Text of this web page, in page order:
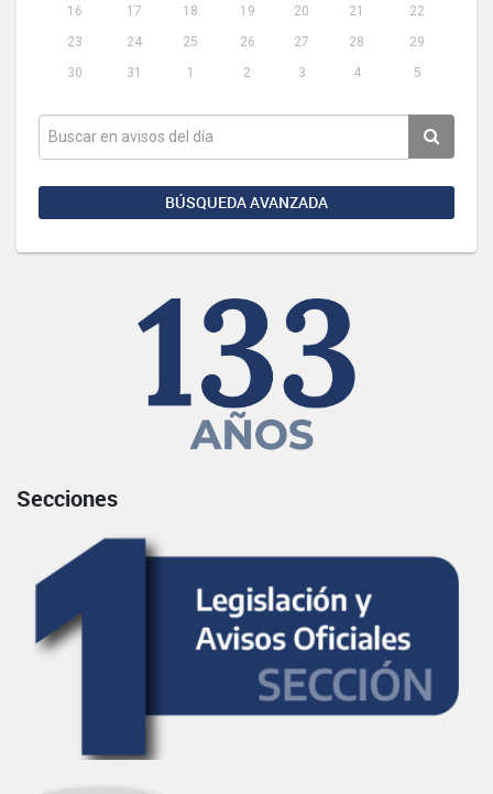
16
17 18 19 20 21
22
23
24 25 26 27 28
29
30
31 1 2 3 4 5
BÚSQUEDA AVANZADA
Secciones